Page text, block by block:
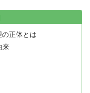
正体とは
来